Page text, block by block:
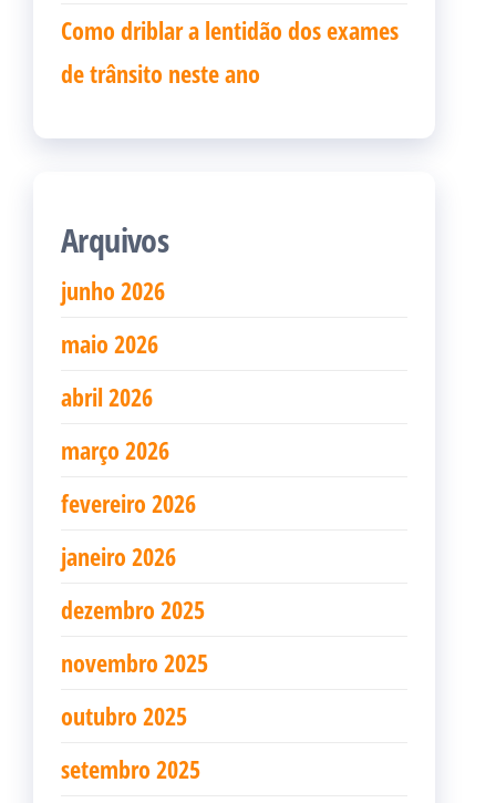
Como driblar a lentidão dos exames
de trânsito neste ano
Arquivos
junho 2026
maio 2026
abril 2026
março 2026
fevereiro 2026
janeiro 2026
dezembro 2025
novembro 2025
outubro 2025
setembro 2025